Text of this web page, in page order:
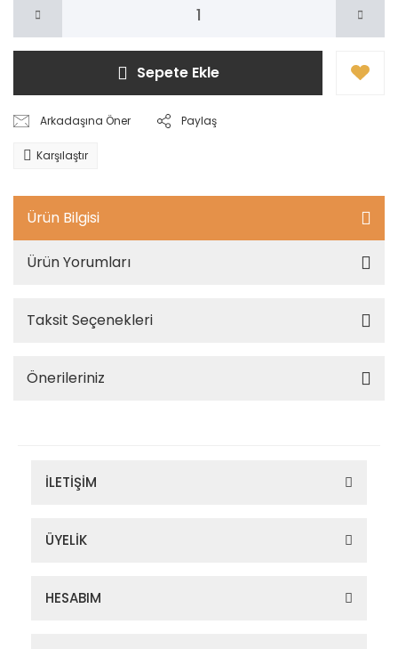
Sepete Ekle
Arkadaşına Öner Paylaş
Karşılaştır
Ürün Bilgisi
Ürün Yorumları
Taksit Seçenekleri
Önerileriniz
İLETİŞİM
ÜYELİK
HESABIM